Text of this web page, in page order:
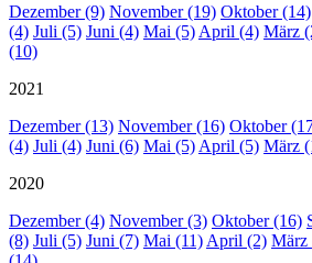
Dezember (9) November (19) Oktober (14)
(4) Juli (5) Juni (4) Mai (5) April (4) März
(10)
2021
Dezember (13) November (16) Oktober
(4) Juli (4) Juni (6) Mai (5) April (5) März
2020
Dezember (4) November (3) Oktober (16)
(8) Juli (5) Juni (7) Mai (11) April (2) März